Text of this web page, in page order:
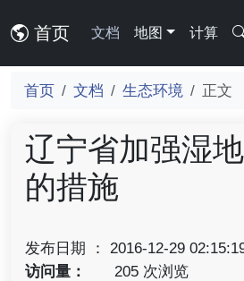
首页 文档 地图 计算
首页 文档 生态环境 正文
辽宁省加强湿
的措施
发布日期 ： 2016-12-29
访问量：
205 次浏览